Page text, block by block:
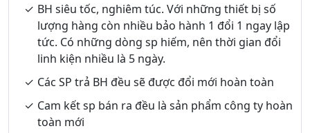
BH siêu tốc, nghiêm túc. Với những thiết bị số
lượng hàng còn nhiều bảo hành 1 đổi 1 ngay lập
tức. Có những dòng sp hiếm, nên thời gian đổi
linh kiện nhiều là 5 ngày.
Các SP trả BH đều sẽ được đổi mới hoàn toàn
Cam kết sp bán ra đều là sản phẩm công ty hoàn
toàn mới